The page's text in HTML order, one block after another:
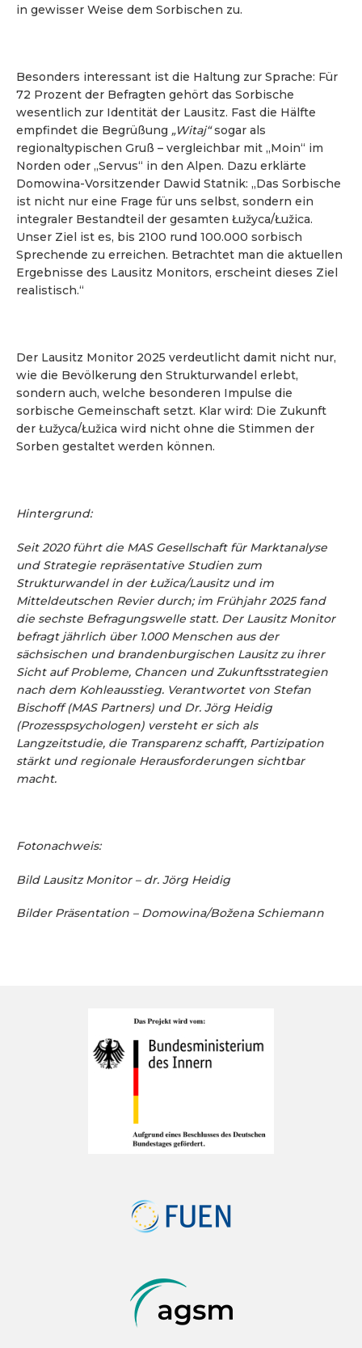
in gewisser Weise dem Sorbischen zu.
Besonders interessant ist die Haltung zur Sprache: Für
72 Prozent der Befragten gehört das Sorbische
wesentlich zur Identität der Lausitz. Fast die Hälfte
empfindet die Begrüßung „Witaj“sogar als
regionaltypischen Gruß – vergleichbar mit „Moin“ im
Norden oder „Servus“ in den Alpen. Dazu erklärte
Domowina-Vorsitzender Dawid Statnik: „Das Sorbische
ist nicht nur eine Frage für uns selbst, sondern ein
integraler Bestandteil der gesamten Łužyca/Łužica.
Unser Ziel ist es, bis 2100 rund 100.000 sorbisch
Sprechende zu erreichen. Betrachtet man die aktuellen
Ergebnisse des Lausitz Monitors, erscheint dieses Ziel
realistisch.“
Der Lausitz Monitor 2025 verdeutlicht damit nicht nur,
wie die Bevölkerung den Strukturwandel erlebt,
sondern auch, welche besonderen Impulse die
sorbische Gemeinschaft setzt. Klar wird: Die Zukunft
der Łužyca/Łužica wird nicht ohne die Stimmen der
Sorben gestaltet werden können.
Hintergrund:
Seit 2020 führt die MAS Gesellschaft für Marktanalyse
und Strategie repräsentative Studien zum
Strukturwandel in der Łužica/Lausitz und im
Mitteldeutschen Revier durch; im Frühjahr 2025 fand
die sechste Befragungswelle statt. Der Lausitz Monitor
befragt jährlich über 1.000 Menschen aus der
sächsischen und brandenburgischen Lausitz zu ihrer
Sicht auf Probleme, Chancen und Zukunftsstrategien
nach dem Kohleausstieg. Verantwortet von Stefan
Bischoff (MAS Partners) und Dr. Jörg Heidig
(Prozesspsychologen) versteht er sich als
Langzeitstudie, die Transparenz schafft, Partizipation
stärkt und regionale Herausforderungen sichtbar
macht.
Fotonachweis:
Bild Lausitz Monitor – dr. Jörg Heidig
Bilder Präsentation – Domowina/Božena Schiemann